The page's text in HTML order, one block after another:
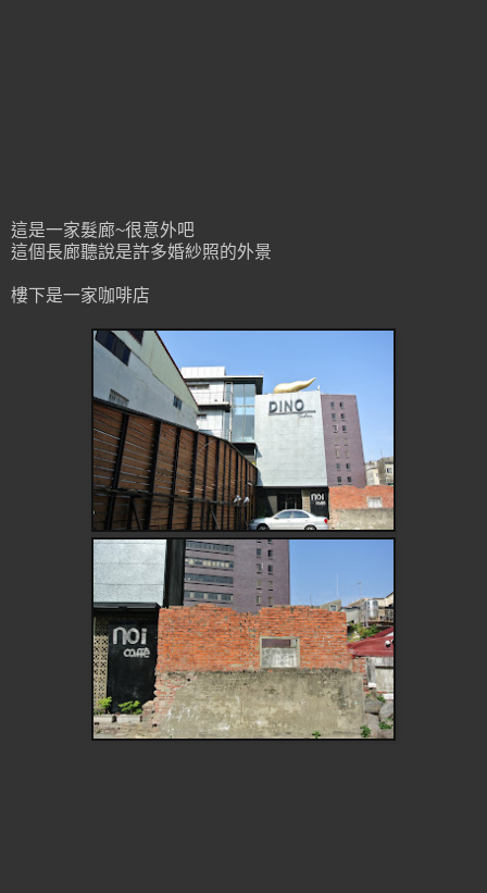
這是一家髮廊~很意外吧
這個長廊聽說是許多婚紗照的外景
樓下是一家咖啡店